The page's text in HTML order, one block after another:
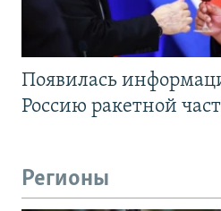
Появилась
Россию ракетной
Регионы